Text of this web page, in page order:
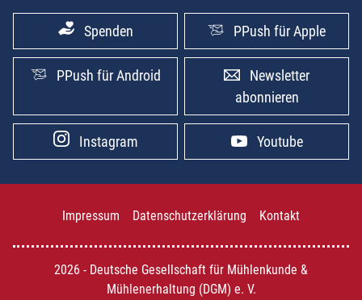
Spenden PPush für Apple
PPush für Android
Newsletter
abonnieren
Instagram Youtube
2026 - Deutsche Gesellschaft für Mühlenkunde &
Mühlenerhaltung (DGM) e. V.
Impressum Datenschutzerklärung Kontakt